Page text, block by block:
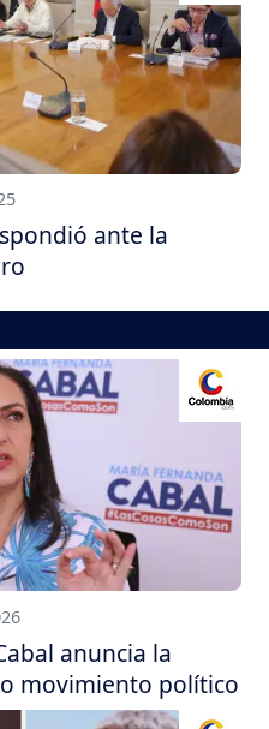
ante la
anuncia la
movimiento político